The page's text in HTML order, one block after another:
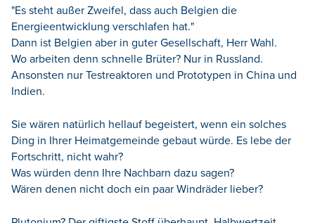
"Es steht außer Zweifel, dass auch Belgien die
Energieentwicklung verschlafen hat."
Dann ist Belgien aber in guter Gesellschaft, Herr Wahl.
Wo arbeiten denn schnelle Brüter? Nur in Russland.
Ansonsten nur Testreaktoren und Prototypen in China und
Indien.
Sie wären natürlich hellauf begeistert, wenn ein solches
Ding in Ihrer Heimatgemeinde gebaut würde. Es lebe der
Fortschritt, nicht wahr?
Was würden denn Ihre Nachbarn dazu sagen?
Wären denen nicht doch ein paar Windräder lieber?